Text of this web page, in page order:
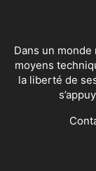
Dans un
moyens
la liberté de